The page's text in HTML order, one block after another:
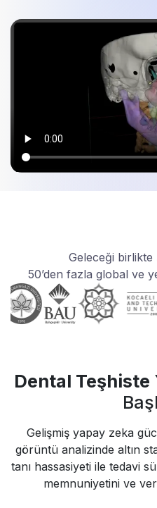
Geleceği
50’den fazla global ve
Dental Teşhiste
Gelişmiş yapay zeka
görüntü analizinde altın
tanı hassasiyeti ile tedavi
memnuniyetini ve